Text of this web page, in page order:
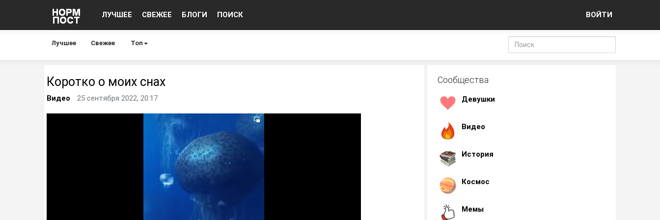
ЛУЧШЕЕ СВЕЖЕЕ БЛОГИ ПОИСК ВОЙТИ
Лучшее Свежее Топ
Коротко о моих снах
Видео 25 сентября 2022, 20:17
Сообщества
Девушки
Видео
История
Космос
Мемы